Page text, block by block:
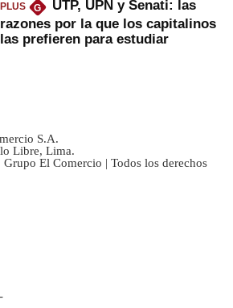
PLUS G
UTP, UPN y Senati: las
razones por la que los capitalinos
las prefieren para estudiar
S.A.
Libre, Lima.
El Comercio | Todos los derechos
-